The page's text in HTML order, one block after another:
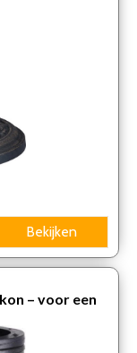
Bekijken
– voor een